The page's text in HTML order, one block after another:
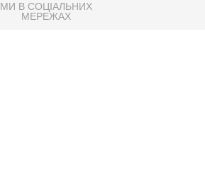
МИ В СОЦІАЛЬНИХ
МЕРЕЖАХ